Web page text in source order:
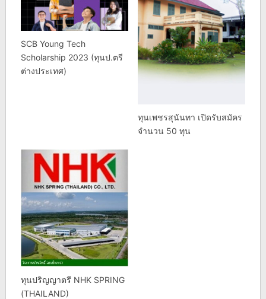
SCB Young Tech
Scholarship 2023 (ทุนป.ตรี
ต่างประเทศ)
ทุนเพชรสุนันทา เปิดรับสมัคร
จำนวน 50 ทุน
ทุนปริญญาตรี NHK SPRING
(THAILAND)